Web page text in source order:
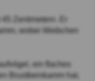
Zentimetern. Er
wobei Weibchen
ein flaches
Brustbeinkamm hat,